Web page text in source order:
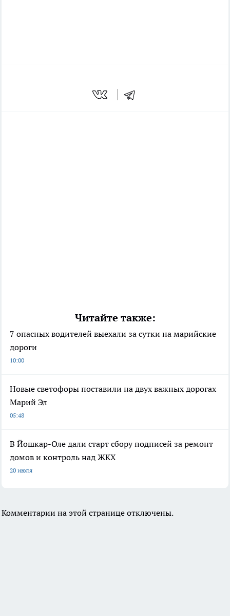
Читайте также:
7 опасных водителей выехали за сутки на марийские
дороги
10:00
Новые светофоры поставили на двух важных дорогах
Марий Эл
05:48
В Йошкар-Оле дали старт сбору подписей за ремонт
домов и контроль над ЖКХ
20 июля
Комментарии на этой странице отключены.